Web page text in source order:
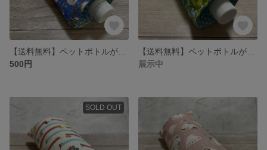
500円
展示中
SOLD OUT